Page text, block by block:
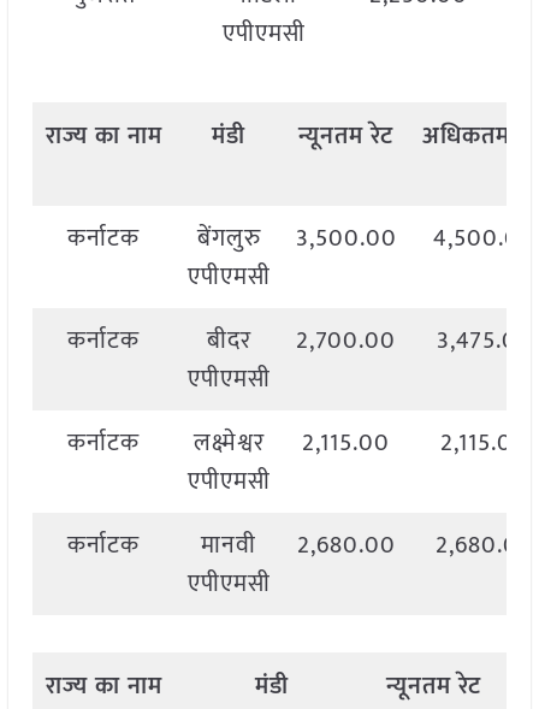
एपीएमसी
राज्यकानाम मंडी न्यूनतमरेट अधिकतम
कर्नाटक
बेंगलुरु
एपीएमसी
3,500.00 4,500.00
कर्नाटक
बीदर
एपीएमसी
2,700.00 3,475.00
कर्नाटक
लक्ष्मेश्वर
एपीएमसी
2,115.00 2,115.00
कर्नाटक
मानवी
एपीएमसी
2,680.00 2,680.00
राज्यकानाम मंडी न्यूनतमरेट